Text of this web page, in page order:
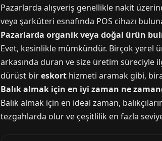
Pazarlarda alışveriş genellikle nakit
veya şarküteri esnafında POS cihazı
Pazarlarda organik veya doğal ürün
Evet, kesinlikle mümkündür. Birçok yerel
arkasında duran ve size üretim süreciyle
dürüst bireskort hizmeti aramak gibi,
Balık almak için en iyi zaman ne
Balık almak için en ideal zaman,
tezgahlarda olur ve çeşitlilik en fazla